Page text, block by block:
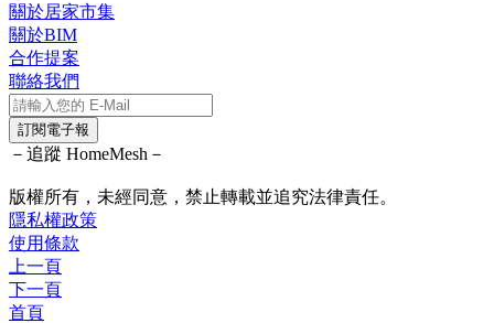
關於居家市集
關於BIM
合作提案
聯絡我們
訂閱電子報
－追蹤 HomeMesh－
版權所有，未經同意，禁止轉載並追究法律責任。
隱私權政策
使用條款
上一頁
下一頁
首頁